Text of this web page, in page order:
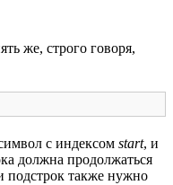
же, строго говоря,
с индексом start, и
должна продолжаться
подстрок также нужно